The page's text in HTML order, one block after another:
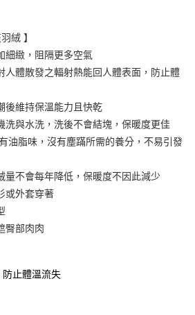
】
商品之後才付款」的支付方式。 讓您購物簡單
需綁卡、不需儲值。
後，再付款。
程】
先享後付」後，將跳轉至「AFTEE先享後付」
認金額後，即可完成結帳。
內，點擊此簡訊中的連結，可透過四大超商／
進行付款，方視為交易完成。
不需立刻繳費，但若您需要取消訂單，請聯絡
含以上)免運費
絨 】
細緻，阻隔更多空氣
人體散發之輻射熱能回人體表面，防止體
後維持保溫能力且快乾
洗與水洗，洗後不會結塊，保暖度更佳
油脂味，沒有塵蹣所需的養分，不易引發
量不會每年降低，保暖度不因此減少
或外套穿著
臀部肉肉
防止體溫流失